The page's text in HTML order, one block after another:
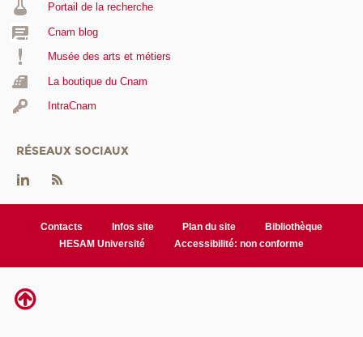
Portail de la recherche
Cnam blog
Musée des arts et métiers
La boutique du Cnam
IntraCnam
RÉSEAUX SOCIAUX
Contacts Infos site Plan du site
Bibliothèque
HESAM Université
Accessibilité: non conforme